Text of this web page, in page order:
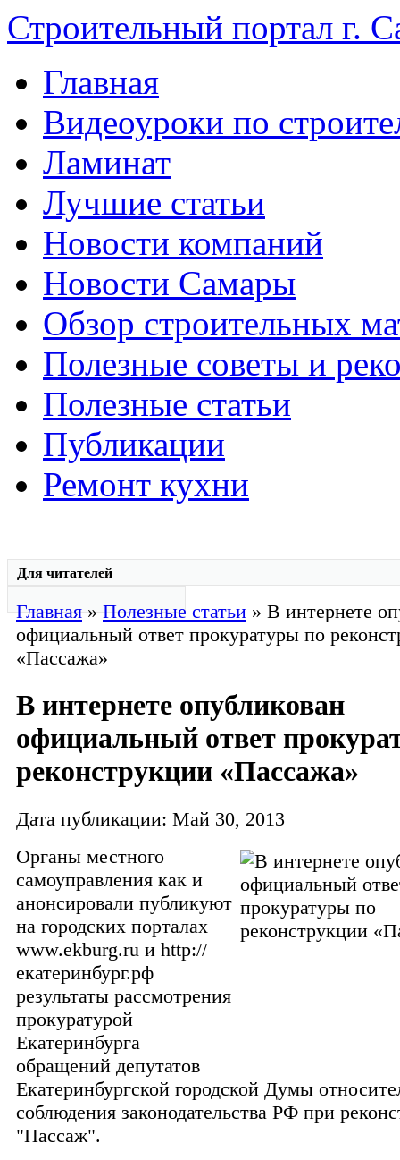
Строительный портал г.
Главная
Видеоуроки по
Ламинат
Лучшие статьи
Новости компаний
Новости Самары
Обзор строительных
Полезные советы и
Полезные статьи
Публикации
Ремонт кухни
Для читателей
Главная»Полезные статьи » В интернете
официальный ответ прокуратуры по
«Пассажа»
В интернете опубликован
официальный ответ
реконструкции «Пассажа»
Дата публикации: Май 30, 2013
Органы местного
самоуправления как и
анонсировали публикуют
на городских порталах
www.ekburg.ru и http://
екатеринбург.рф
результаты рассмотрения
прокуратурой
Екатеринбурга
обращений депутатов
Екатеринбургской городской Думы
соблюдения законодательства РФ при
"Пассаж".